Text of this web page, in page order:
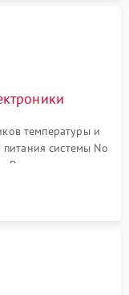
температуры и
питания системы No
Ремонт или замена